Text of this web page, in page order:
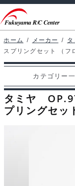
ビ
ゲ
ー
シ
ン
へ
ン
テ
ン
ツ
ス
キ
ホームページ
マイアカウント
カート
支払い
ホーム / メーカー / タ
スプリングセット （
カテゴリー
タミヤ
プリングセ